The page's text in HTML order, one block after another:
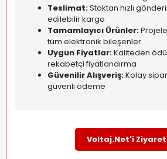
Teslimat:Stoktan hızlı
edilebilir kargo
Tamamlayıcı Ürünler:
tüm elektronik bileşenler
Uygun Fiyatlar:Kaliteden
rekabetçi fiyatlandırma
Güvenilir Alışveriş:Kolay
güvenli ödeme
Voltaj.Net'i Ziyaret